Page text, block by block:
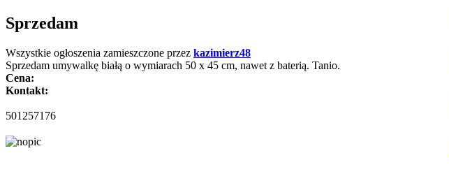
Sprzedam
Wszystkie ogłoszenia zamieszczone przez kazimierz48
Sprzedam umywalkę białą o wymiarach 50 x 45 cm, nawet z baterią. Tanio.
Cena:
Kontakt:
501257176